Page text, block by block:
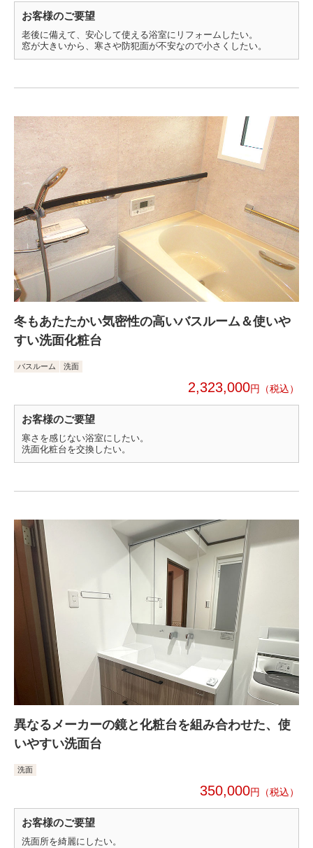
お客様のご要望
老後に備えて、安心して使える浴室にリフォームしたい。
窓が大きいから、寒さや防犯面が不安なので小さくしたい。
冬もあたたかい気密性の高いバスルーム＆使いや
すい洗面化粧台
バスルーム 洗面
2,323,000円
お客様のご要望
寒さを感じない浴室にしたい。
洗面化粧台を交換したい。
異なるメーカーの鏡と化粧台を組み合わせた、使
いやすい洗面台
洗面
350,000円
お客様のご要望
洗面所を綺麗にしたい。